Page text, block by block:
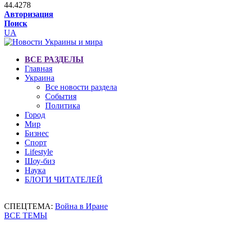
44.4278
Авторизация
Поиск
UA
ВСЕ РАЗДЕЛЫ
Главная
Украина
Все новости раздела
События
Политика
Город
Мир
Бизнес
Спорт
Lifestyle
Шоу-биз
Наука
БЛОГИ ЧИТАТЕЛЕЙ
СПЕЦТЕМА: Война в Иране
ВСЕ ТЕМЫ